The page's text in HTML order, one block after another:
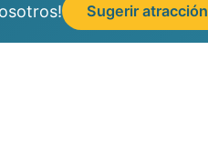
Sugerir atracción